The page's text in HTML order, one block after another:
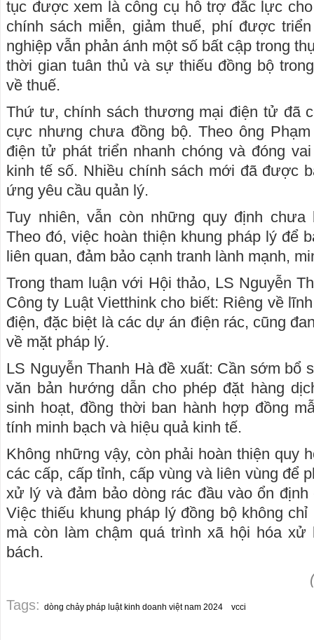
tục được xem là công cụ hỗ trợ đắc lực
chính sách miễn, giảm thuế, phí được
nghiệp vẫn phản ánh một số bất cập trong
thời gian tuân thủ và sự thiếu đồng bộ
về thuế.
Thứ tư, chính sách thương mại điện tử đã
cực nhưng chưa đồng bộ. Theo ông
điện tử phát triển nhanh chóng và đóng
kinh tế số. Nhiều chính sách mới đã được
ứng yêu cầu quản lý.
Tuy nhiên, vẫn còn những quy định
Theo đó, việc hoàn thiện khung pháp lý để
liên quan, đảm bảo cạnh tranh lành mạnh,
Trong tham luận với Hội thảo, LS Nguyễn
Công ty Luật Vietthink cho biết: Riêng về
điện, đặc biệt là các dự án điện rác, cũng
về mặt pháp lý.
LS Nguyễn Thanh Hà đề xuất: Cần sớm bổ
văn bản hướng dẫn cho phép đặt hàng
sinh hoạt, đồng thời ban hành hợp đồng
tính minh bạch và hiệu quả kinh tế.
Không những vậy, còn phải hoàn thiện quy
các cấp, cấp tỉnh, cấp vùng và liên vùng để
xử lý và đảm bảo dòng rác đầu vào ổn
Việc thiếu khung pháp lý đồng bộ không
mà còn làm chậm quá trình xã hội hóa xử
bách.
Tags: dòng chảy pháp luật kinh doanh việt nam 2024 vcci